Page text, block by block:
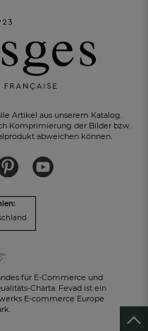
innerhalb von 30 Tagen
Artikel aus unserem Katalog.
Komprimierung der Bilder bzw.
abweichen können.
für E-Commerce und
Charta. Fevad ist ein
E-commerce Europe